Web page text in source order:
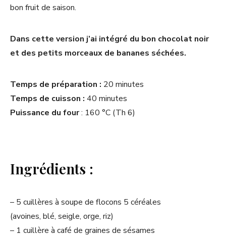
bon fruit de saison.
Dans cette version j’ai intégré du bon chocolat noir
et des petits morceaux de bananes séchées.
Temps de préparation : 20 minutes
Temps de cuisson : 40 minutes
Puissance du four: 160 °C (Th 6)
Ingrédients :
– 5 cuillères à soupe de flocons 5 céréales
(avoines, blé, seigle, orge, riz)
– 1 cuillère à café de graines de sésames